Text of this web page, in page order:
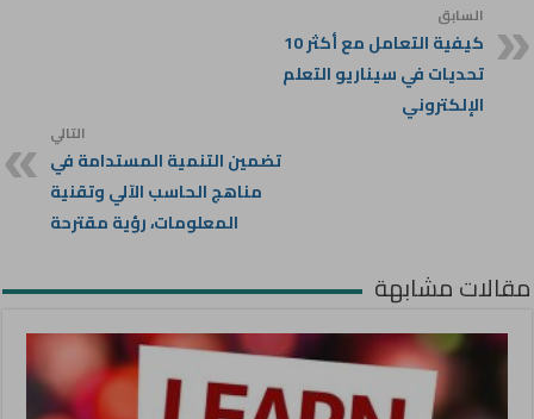
السابق
كيفية التعامل مع أكثر 10
تحديات في سيناريو التعلم
الإلكتروني
التالي
تضمين التنمية المستدامة في
مناهج الحاسب الآلي وتقنية
المعلومات، رؤية مقترحة
مقالات مشابهة